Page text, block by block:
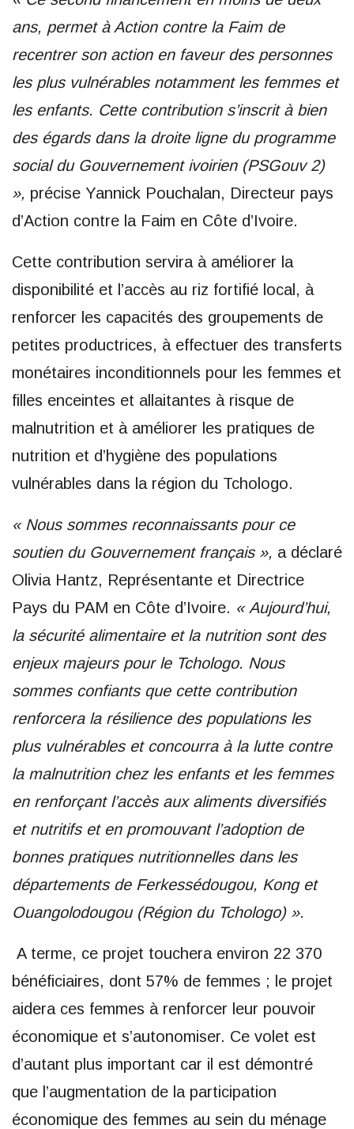
ans, permet à Action contre la Faim de
recentrer son action en faveur des personnes
les plus vulnérables notamment les femmes et
les enfants. Cette contribution s’inscrit à bien
des égards dans la droite ligne du programme
social du Gouvernement ivoirien (PSGouv 2)
», précise Yannick Pouchalan, Directeur pays
d’Action contre la Faim en Côte d’Ivoire.
Cette contribution servira à améliorer la
disponibilité et l’accès au riz fortifié local, à
renforcer les capacités des groupements de
petites productrices, à effectuer des transferts
monétaires inconditionnels pour les femmes et
filles enceintes et allaitantes à risque de
malnutrition et à améliorer les pratiques de
nutrition et d’hygiène des populations
vulnérables dans la région du Tchologo.
« Nous sommes reconnaissants pour ce
soutien du Gouvernement français », a déclaré
Olivia Hantz, Représentante et Directrice
Pays du PAM en Côte d’Ivoire. « Aujourd’hui,
la sécurité alimentaire et la nutrition sont des
enjeux majeurs pour le Tchologo. Nous
sommes confiants que cette contribution
renforcera la résilience des populations les
plus vulnérables et concourra à la lutte contre
la malnutrition chez les enfants et les femmes
en renforçant l’accès aux aliments diversifiés
et nutritifs et en promouvant l’adoption de
bonnes pratiques nutritionnelles dans les
départements de Ferkessédougou, Kong et
Ouangolodougou (Région du Tchologo) ».
A terme, ce projet touchera environ 22 370
bénéficiaires, dont 57% de femmes ; le projet
aidera ces femmes à renforcer leur pouvoir
économique et s’autonomiser. Ce volet est
d’autant plus important car il est démontré
que l’augmentation de la participation
économique des femmes au sein du ménage